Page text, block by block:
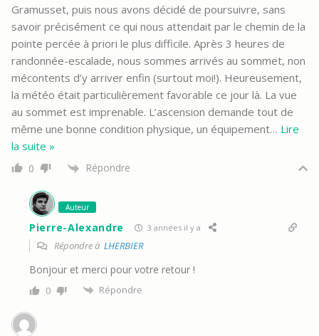
Gramusset, puis nous avons décidé de poursuivre, sans
savoir précisément ce qui nous attendait par le chemin de la
pointe percée à priori le plus difficile. Après 3 heures de
randonnée-escalade, nous sommes arrivés au sommet, non
mécontents d’y arriver enfin (surtout moi!). Heureusement,
la météo était particulièrement favorable ce jour là. La vue
au sommet est imprenable. L’ascension demande tout de
même une bonne condition physique, un équipement… Lire
la suite »
0 Répondre
Auteur
Pierre-Alexandre 3 années il y a
Répondre à LHERBIER
Bonjour et merci pour votre retour !
0 Répondre